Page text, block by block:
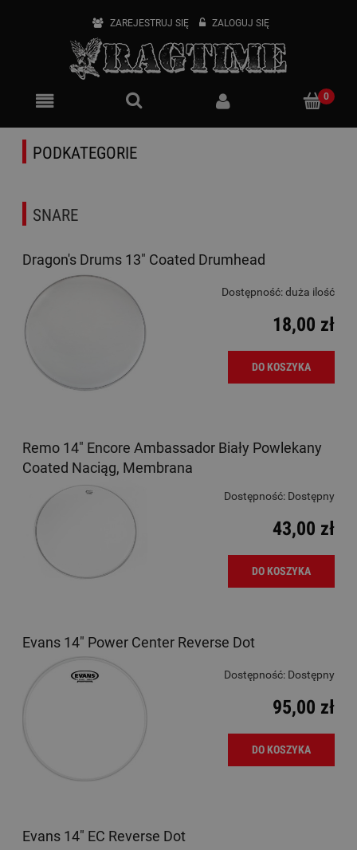
ZAREJESTRUJ SIĘ ZALOGUJ SIĘ
PODKATEGORIE
SNARE
Dragon's Drums 13" Coated Drumhead
Dostępność:duża ilość
18,00 zł
DO KOSZYKA
Remo 14" Encore Ambassador Biały Powlekany
Coated Naciąg, Membrana
Dostępność: Dostępny
43,00 zł
DO KOSZYKA
Evans 14" Power Center Reverse Dot
Dostępność: Dostępny
95,00 zł
DO KOSZYKA
Evans 14" EC Reverse Dot